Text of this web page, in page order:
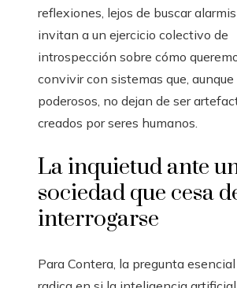
reflexiones, lejos de buscar
invitan a un ejercicio colectivo de
introspección sobre cómo
convivir con sistemas que, aunque
poderosos, no dejan de ser
creados por seres humanos.
La inquietud ante
sociedad que cesa
interrogarse
Para Contera, la pregunta